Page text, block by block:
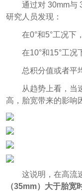
通过对 30mm与
研究人员发现：
在0°和5°工况下
在10°和15°工况
总积分值或者平
从趋势上看，当
高，胎宽带来的影响
这说明，在高流
（35mm）大于胎宽